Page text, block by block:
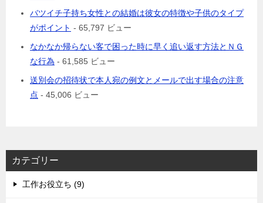
バツイチ子持ち女性との結婚は彼女の特徴や子供のタイプ
がポイント - 65,797 ビュー
なかなか帰らない客で困った時に早く追い返す方法とＮＧ
な行為 - 61,585 ビュー
送別会の招待状で本人宛の例文とメールで出す場合の注意
点 - 45,006 ビュー
カテゴリー
工作お役立ち (9)